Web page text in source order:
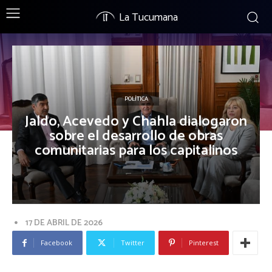
La Tucumana
POLÍTICA
Jaldo, Acevedo y Chahla dialogaron
sobre el desarrollo de obras
comunitarias para los capitalinos
17 DE ABRIL DE 2026
Facebook Twitter Pinterest